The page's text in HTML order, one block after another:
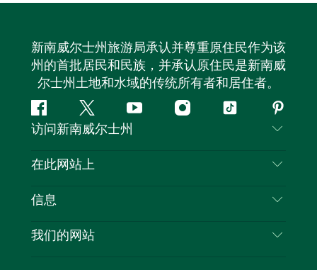
新南威尔士州旅游局承认并尊重原住民作为该
州的首批居民和民族，并承认原住民是新南威
尔士州土地和水域的传统所有者和居住者。
Facebook叽
叽
喳
YouTubeInstagram
抖
访问新南威尔士州
联系我们
隐私
Cookie 通知
在此网站上
目的地
新南威尔士州公路旅行
信息
旅行信息
我们的网站